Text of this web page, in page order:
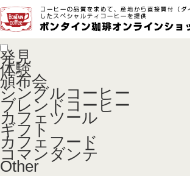
発見
体験
頒布会
シングルコーヒー
ブレンドコーヒー
カフェツール
ギフト
カフェフード
コマンダンテ
Other